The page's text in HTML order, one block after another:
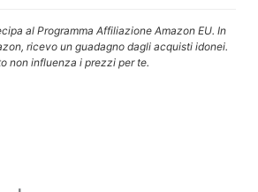
al Programma Affiliazione Amazon EU. In
ricevo un guadagno dagli acquisti idonei.
non influenza i prezzi per te.